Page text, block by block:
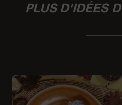
PLUS D'IDÉES